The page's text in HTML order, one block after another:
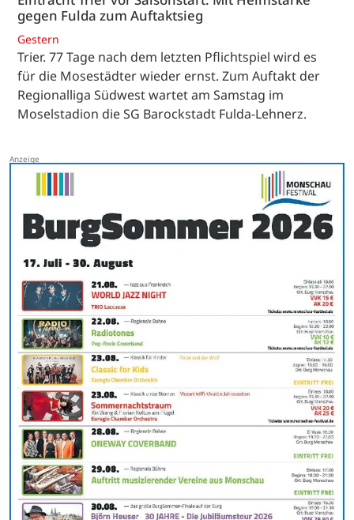
gegen Fulda zum Auftaktsieg
Gestern
Trier. 77 Tage nach dem letzten Pflichtspiel wird es
für die Mosestädter wieder ernst. Zum Auftakt der
Regionalliga Südwest wartet am Samstag im
Moselstadion die SG Barockstadt Fulda-Lehnerz.